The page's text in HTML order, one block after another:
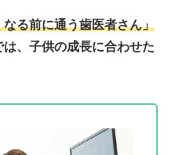
なる前に通う歯医者さん」
は、子供の成長に合わせた